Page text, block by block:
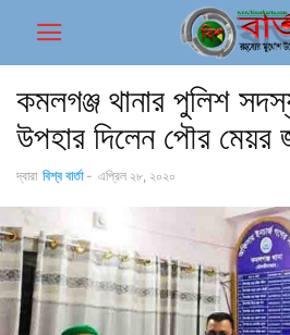
কমলগঞ্জ থানার পুলিশ
উপহার দিলেন পৌর
দ্বারা বিশ্ব বার্তা - এপ্রিল ২৮, ২০২০